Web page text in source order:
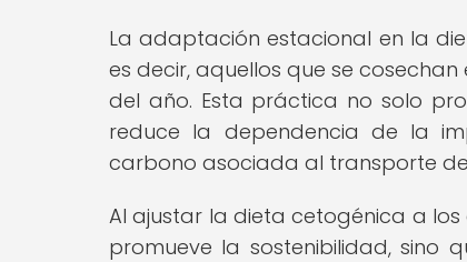
La adaptación estacional en la
es decir, aquellos que se
del año. Esta práctica no solo
reduce la dependencia de la
carbono asociada al transporte
Al ajustar la dieta cetogénica a
promueve la sostenibilidad, sino